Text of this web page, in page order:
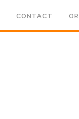
CONTACT